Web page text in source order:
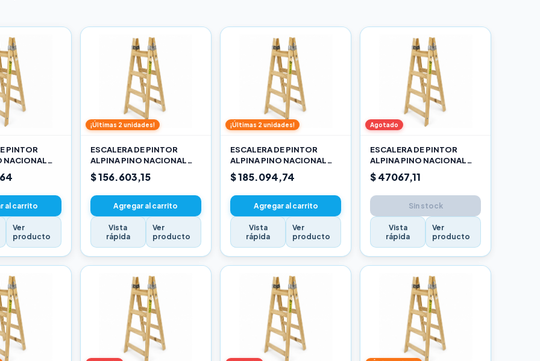
PINTOR
NACIONAL
al carrito
Ver
producto
¡Últimas 2 unidades!
ESCALERA DE PINTOR
ALPINA PINO NACIONAL
3,30M PRO
$ 156.603,15
Agregar al carrito
Vista
rápida
Ver
producto
¡Últimas 2 unidades!
ESCALERA DE PINTOR
ALPINA PINO NACIONAL
3,90M PRO
$ 185.094,74
Agregar al carrito
Vista
rápida
Ver
producto
Agotado
ESCALERA DE PINTOR
ALPINA PINO NACIONAL
1,20M PRO
$ 47067,11
Sin stock
Vista
rápida
Ver
producto